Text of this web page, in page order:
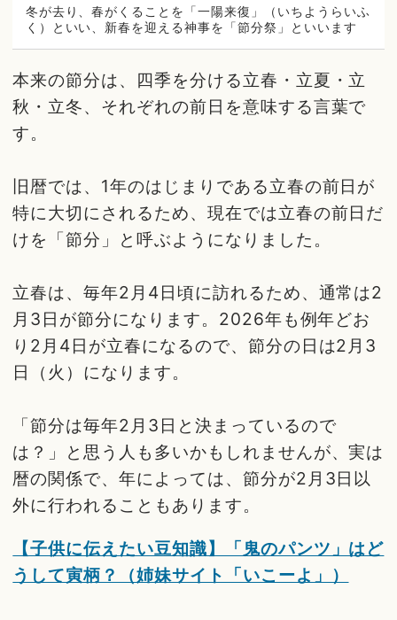
冬が去り、春がくることを「一陽来復」（いちようらいふ
く）といい、新春を迎える神事を「節分祭」といいます
本来の節分は、四季を分ける立春・立夏・立
秋・立冬、それぞれの前日を意味する言葉で
す。
旧暦では、1年のはじまりである立春の前日が
特に大切にされるため、現在では立春の前日だ
けを「節分」と呼ぶようになりました。
立春は、毎年2月4日頃に訪れるため、通常は2
月3日が節分になります。2026年も例年どお
り2月4日が立春になるので、節分の日は2月3
日（火）になります。
「節分は毎年2月3日と決まっているので
は？」と思う人も多いかもしれませんが、実は
暦の関係で、年によっては、節分が2月3日以
外に行われることもあります。
【子供に伝えたい豆知識】「鬼のパンツ」はど
うして寅柄？（姉妹サイト「いこーよ」）